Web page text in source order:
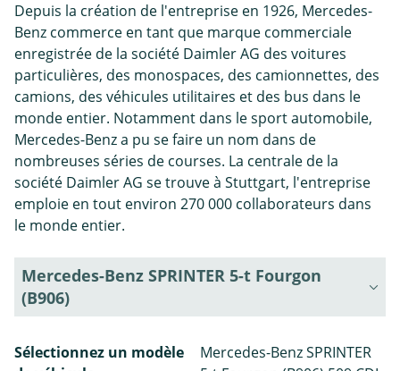
Depuis la création de l'entreprise en 1926, Mercedes-
Benz commerce en tant que marque commerciale
enregistrée de la société Daimler AG des voitures
particulières, des monospaces, des camionnettes, des
camions, des véhicules utilitaires et des bus dans le
monde entier. Notamment dans le sport automobile,
Mercedes-Benz a pu se faire un nom dans de
nombreuses séries de courses. La centrale de la
société Daimler AG se trouve à Stuttgart, l'entreprise
emploie en tout environ 270 000 collaborateurs dans
le monde entier.
Mercedes-Benz SPRINTER 5-t Fourgon
(B906)
Sélectionnez un modèle
Mercedes-Benz SPRINTER